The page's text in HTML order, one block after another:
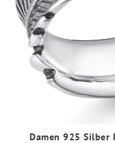
Damen 925